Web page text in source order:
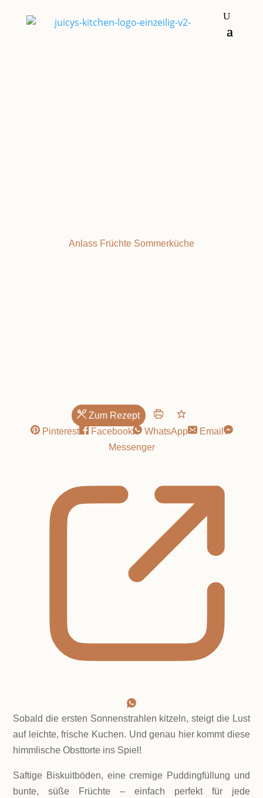
Anlass Früchte Sommerküche
Zum Rezept
Pinterest
Facebook WhatsApp
Email
Messenger
Sobald die ersten Sonnenstrahlen kitzeln, steigt die Lust
auf leichte, frische Kuchen. Und genau hier kommt diese
himmlische Obsttorte ins Spiel!
Saftige Biskuitböden, eine cremige Puddingfüllung und
bunte, süße Früchte – einfach perfekt für jede